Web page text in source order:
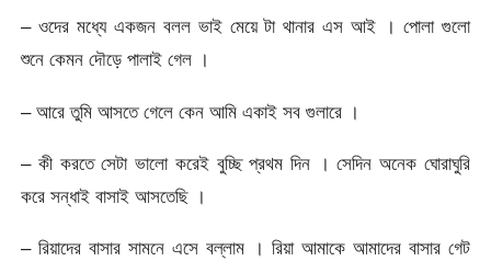
– ওদের মধ্যে একজন বলল ভাই মেয়ে টা থানার এস আই । পোলা গুলো
শুনে কেমন দৌড়ে পালাই গেল ।
– আরে তুমি আসতে গেলে কেন আমি একাই সব গুলারে ।
– কী করতে সেটা ভালো করেই বুচ্ছি প্রথম দিন । সেদিন অনেক ঘোরাঘুরি
করে সন্ধাই বাসাই আসতেছি ।
– রিয়াদের বাসার সামনে এসে বল্লাম । রিয়া আমাকে আমাদের বাসার গেট